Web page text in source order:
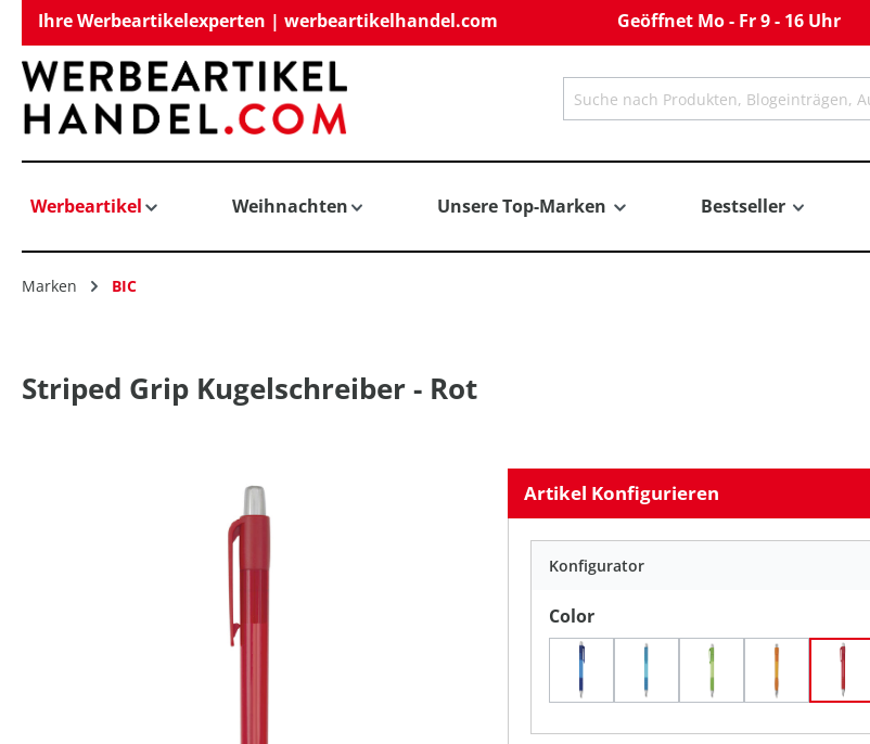
Zur Hauptnavigation springen
Ihre Werbeartikelexperten | werbeartikelhandel.com Geöffnet Mo - Fr 9 - 16 Uhr
Werbeartikel Weihnachten Unsere Top-Marken Bestseller
Marken BIC
Striped Grip Kugelschreiber - Rot
Artikel Konfigurieren
Konfigurator
Colorauswählen
Blau Hellblau / Blaue Tinte
Limettengrün
Orange Rot